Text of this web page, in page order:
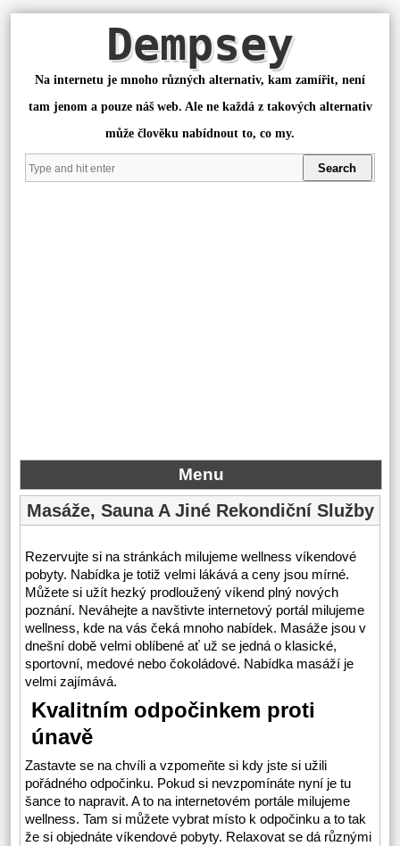
Dempsey
Na internetu je mnoho různých alternativ, kam zamířit, není
tam jenom a pouze náš web. Ale ne každá z takových alternativ
může člověku nabídnout to, co my.
Menu
Masáže, Sauna A Jiné Rekondiční Služby
Rezervujte si na stránkách milujeme wellness víkendové
pobyty. Nabídka je totiž velmi lákává a ceny jsou mírné.
Můžete si užít hezký prodloužený víkend plný nových
poznání. Neváhejte a navštivte internetový portál milujeme
wellness, kde na vás čeká mnoho nabídek. Masáže jsou v
dnešní době velmi oblíbené ať už se jedná o klasické,
sportovní, medové nebo čokoládové. Nabídka masáží je
velmi zajímává.
Kvalitním odpočinkem proti
únavě
Zastavte se na chvíli a vzpomeňte si kdy jste si užili
pořádného odpočinku. Pokud si nevzpomínáte nyní je tu
šance to napravit. A to na internetovém portále milujeme
wellness. Tam si můžete vybrat místo k odpočinku a to tak
že si objednátevíkendové pobyty. Relaxovat se dá různými